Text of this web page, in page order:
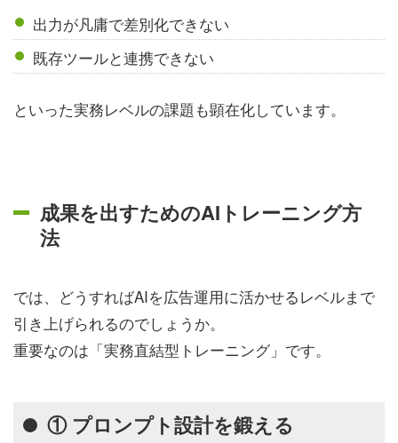
出力が凡庸で差別化できない
既存ツールと連携できない
といった実務レベルの課題も顕在化しています。
成果を出すためのAIトレーニング方
法
では、どうすればAIを広告運用に活かせるレベルまで
引き上げられるのでしょうか。
重要なのは「実務直結型トレーニング」です。
① プロンプト設計を鍛える